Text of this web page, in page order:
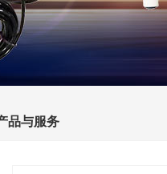
品与服务